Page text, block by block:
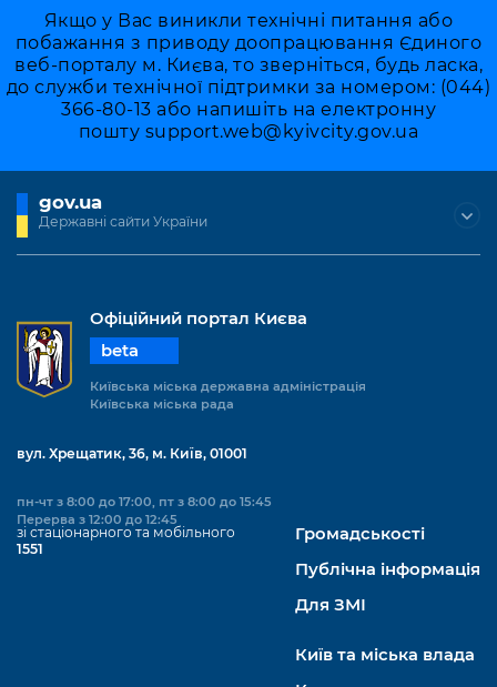
Якщо у Вас виникли технічні питання або
побажання з приводу доопрацювання Єдиного
веб-порталу м. Києва, то зверніться, будь ласка,
до служби технічної підтримки за номером: (044)
366-80-13 або напишіть на електронну
пошту support.web@kyivcity.gov.ua
gov.ua
Державні сайти України
Офіційний портал Києва
beta
Київська міська державна адміністрація
Київська міська рада
вул. Хрещатик, 36, м. Київ, 01001
пн-чт з 8:00 до 17:00, пт з 8:00 до 15:45
Перерва з 12:00 до 12:45
зі стаціонарного та мобільного
1551
Громадськості
Публічна інформація
Для ЗМІ
Київ та міська влада